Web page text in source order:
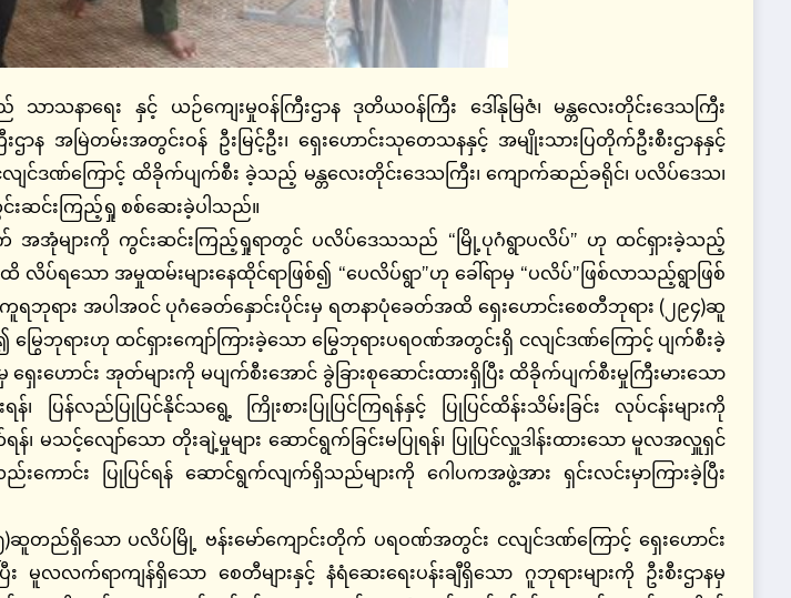
ာသနာရေး နှင့် ယဉ်ကျေးမှုဝန်ကြီးဌာန ဒုတိယဝန်ကြီး ဒေါ်နုမြဇံ၊ မန္တလေးတိုင်းဒေသကြီး
ာန အမြဲတမ်းအတွင်းဝန် ဦးမြင့်ဦး၊ ရှေးဟောင်းသုတေသနနှင့် အမျိုးသားပြတိုက်ဦးစီးဌာနနှင့်
လျင်ဒဏ်ကြောင့် ထိခိုက်ပျက်စီး ခဲ့သည့် မန္တလေးတိုင်းဒေသကြီး၊ ကျောက်ဆည်ခရိုင်၊ ပလိပ်ဒေသ၊
းဆင်းကြည့်ရှု စစ်ဆေးခဲ့ပါသည်။
အအုံများကို ကွင်းဆင်းကြည့်ရှုရာတွင် ပလိပ်ဒေသသည် “မြို့ပုဂံရွာပလိပ်” ဟု ထင်ရှားခဲ့သည့်
ရသော အမှုထမ်းများနေထိုင်ရာဖြစ်၍ “ပေလိပ်ရွာ”ဟု ခေါ်ရာမှ “ပလိပ်”ဖြစ်လာသည့်ရွာဖြစ်
ရား အပါအဝင် ပုဂံခေတ်နှောင်းပိုင်းမှ ရတနာပုံခေတ်အထိ ရှေးဟောင်းစေတီဘုရား (၂၉၄)ဆူ
ေဘုရားဟု ထင်ရှားကျော်ကြားခဲ့သော မြွေဘုရားပရဝဏ်အတွင်းရှိ ငလျင်ဒဏ်ကြောင့် ပျက်စီးခဲ့
းဟောင်း အုတ်များကို မပျက်စီးအောင် ခွဲခြားစုဆောင်းထားရှိပြီး ထိခိုက်ပျက်စီးမှုကြီးမားသော
ြန်လည်ပြုပြင်နိုင်သရွေ့ ကြိုးစားပြုပြင်ကြရန်နှင့် ပြုပြင်ထိန်းသိမ်းခြင်း လုပ်ငန်းများကို
မသင့်လျော်သော တိုးချဲ့မှုများ ဆောင်ရွက်ခြင်းမပြုရန်၊ ပြုပြင်လှူဒါန်းထားသော မူလအလှူရှင်
း ပြုပြင်ရန် ဆောင်ရွက်လျက်ရှိသည်များကို ဂေါပကအဖွဲ့အား ရှင်းလင်းမှာကြားခဲ့ပြီး
ရှိသော ပလိပ်မြို့ ဗန်းမော်ကျောင်းတိုက် ပရဝဏ်အတွင်း ငလျင်ဒဏ်ကြောင့် ရှေးဟောင်း
ရာကျန်ရှိသော စေတီများနှင့် နံရံဆေးရေးပန်းချီရှိသော ဂူဘုရားများကို ဦးစီးဌာနမှ